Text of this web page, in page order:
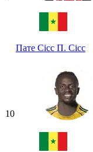
Пате Сісс П. Сісс
10